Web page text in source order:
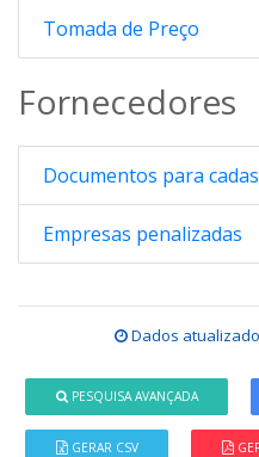
Tomada de Preço
Fornecedores
Documentos para
Empresas penalizadas
Dados
PESQUISA AVANÇADA
GERAR CSV